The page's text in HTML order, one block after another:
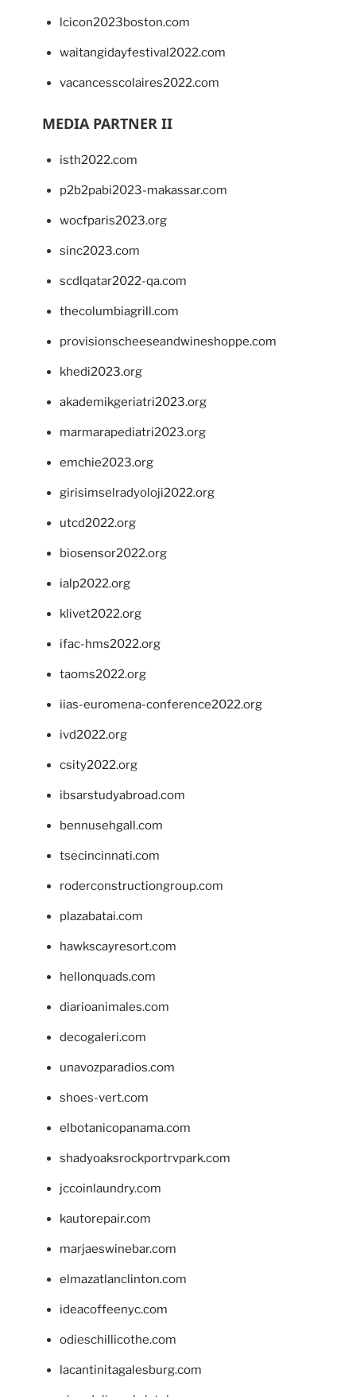
lcicon2023boston.com
waitangidayfestival2022.com
vacancesscolaires2022.com
MEDIA PARTNER II
isth2022.com
p2b2pabi2023-makassar.com
wocfparis2023.org
sinc2023.com
scdlqatar2022-qa.com
thecolumbiagrill.com
provisionscheeseandwineshoppe.com
khedi2023.org
akademikgeriatri2023.org
marmarapediatri2023.org
emchie2023.org
girisimselradyoloji2022.org
utcd2022.org
biosensor2022.org
ialp2022.org
klivet2022.org
ifac-hms2022.org
taoms2022.org
iias-euromena-conference2022.org
ivd2022.org
csity2022.org
ibsarstudyabroad.com
bennusehgall.com
tsecincinnati.com
roderconstructiongroup.com
plazabatai.com
hawkscayresort.com
hellonquads.com
diarioanimales.com
decogaleri.com
unavozparadios.com
shoes-vert.com
elbotanicopanama.com
shadyoaksrockportrvpark.com
jccoinlaundry.com
kautorepair.com
marjaeswinebar.com
elmazatlanclinton.com
ideacoffeenyc.com
odieschillicothe.com
lacantinitagalesburg.com